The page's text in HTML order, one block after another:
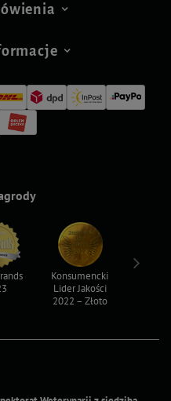
Konsumencki
Lider Jakości
2022 – Złoto